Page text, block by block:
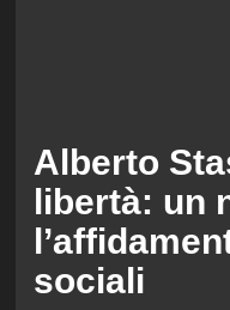
Alberto
libertà: un
sociali